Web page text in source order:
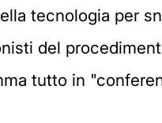
tecnologia per
del
tutto in